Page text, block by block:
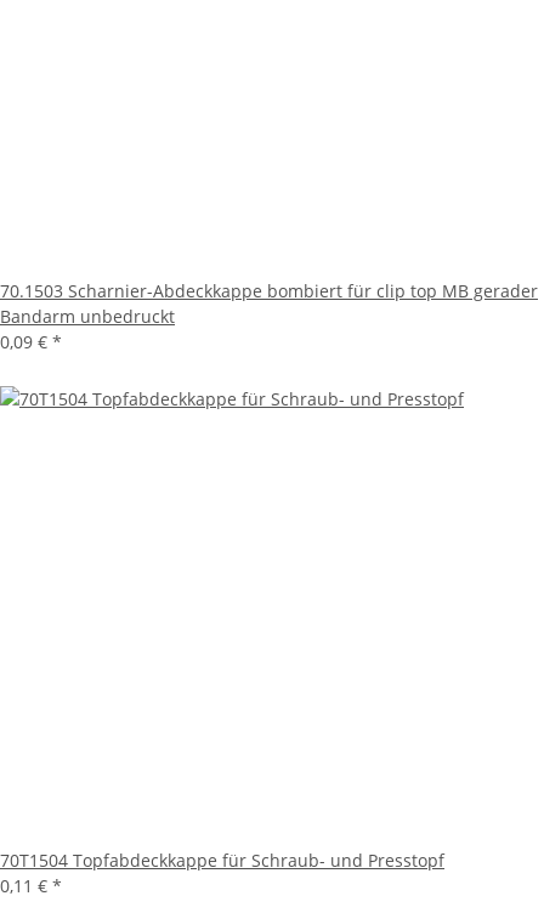
70.1503 Scharnier-Abdeckkappe bombiert für clip top MB gerader
Bandarm unbedruckt
0,09 € *
70T1504 Topfabdeckkappe für Schraub- und Presstopf
0,11 € *